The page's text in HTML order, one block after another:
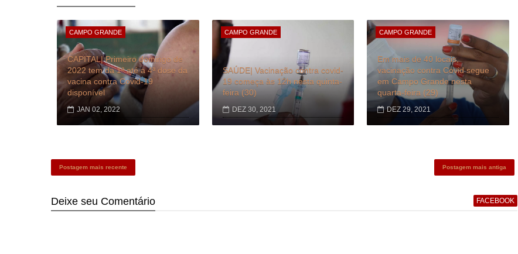
CAMPO GRANDE
CAPITAL| Primeiro domingo de
2022 tem da 1ª até a 4ª dose da
vacina contra Covid-19
disponível
JAN 02, 2022
CAMPO GRANDE
SAÚDE| Vacinação contra covid-
19 começa às 12h nesta quinta-
feira (30)
DEZ 30, 2021
CAMPO GRANDE
Em mais de 40 locais,
vacinação contra Covid segue
em Campo Grande nesta
quarta-feira (29)
DEZ 29, 2021
Postagem mais recente Postagem mais antiga
Deixe seu Comentário FACEBOOK